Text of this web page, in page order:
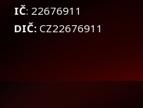
IČ: 22676911
DIČ: CZ22676911